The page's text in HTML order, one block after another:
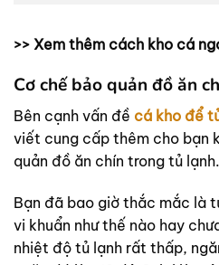
>> Xem thêm cách kho cá
Cơ chế bảo quản đồ ăn
Bên cạnh vấn đề cá kho để
viết cung cấp thêm cho bạn
quản đồ ăn chín trong tủ lạnh.
Bạn đã bao giờ thắc mắc là
vi khuẩn như thế nào hay
nhiệt độ tủ lạnh rất thấp,